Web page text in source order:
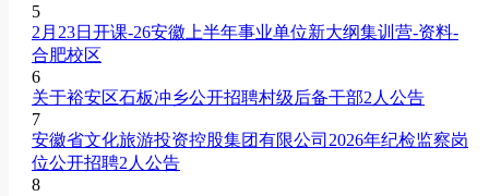
5
2月23日开课-26安徽上半年事业单位新大纲集训营-资料-
合肥校区
6
关于裕安区石板冲乡公开招聘村级后备干部2人公告
7
安徽省文化旅游投资控股集团有限公司2026年纪检监察岗
位公开招聘2人公告
8